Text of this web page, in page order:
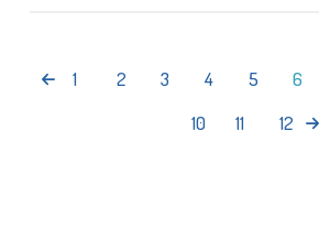
1 2 3 4 5 6
10
11 12